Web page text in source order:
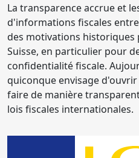
La transparence accrue et
d'informations fiscales
des motivations
Suisse, en particulier pour
confidentialité fiscale.
quiconque envisage
faire de manière
lois fiscales internationales.